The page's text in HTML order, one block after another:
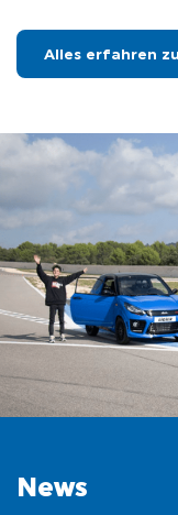
Alles erfahren
News